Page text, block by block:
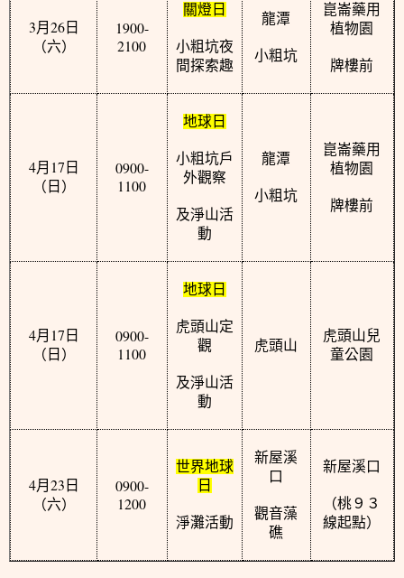
3月 26日
（六）
1900-
2100
關燈日
小粗坑夜
間探索趣
龍潭
小粗坑
崑崙藥用
植物園
牌樓前
4月 17 日
（日）
0900-
1100
地球日
小粗坑戶
外觀察
及淨山活
動
龍潭
小粗坑
崑崙藥用
植物園
牌樓前
4月 17 日
（日）
0900-
1100
地球日
虎頭山定
觀
及淨山活
動
虎頭山
虎頭山兒
童公園
4月 23 日
（六）
0900-
1200
世界地球
日
淨灘活動
新屋溪
口
觀音藻
礁
新屋溪口
（桃９３
線起點）